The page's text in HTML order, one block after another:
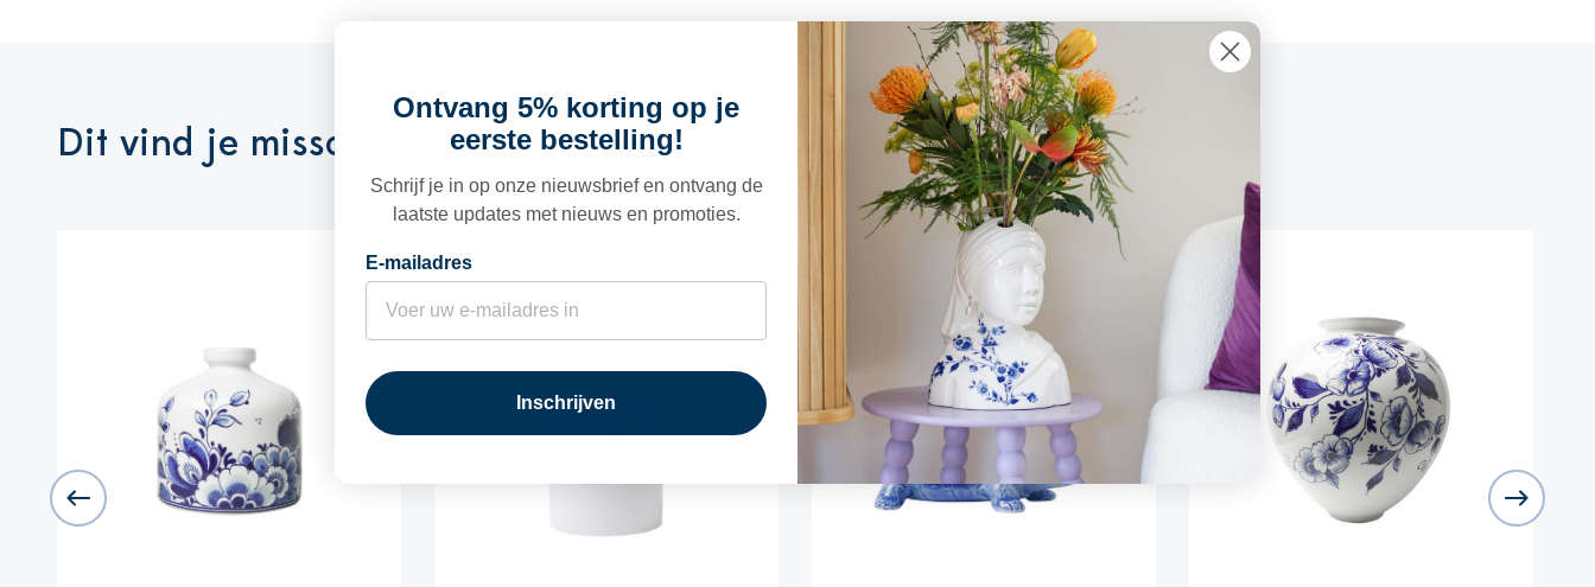
Dit vind je misschien ook leuk
Ontvang 5% korting op je
eerste bestelling!
Schrijf je in op onze nieuwsbrief en ontvang de
laatste updates met nieuws en promoties.
E-mailadres
Inschrijven